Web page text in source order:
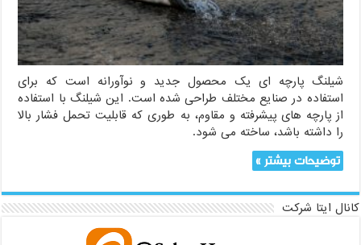
شیلنگ پارچه ای یک محصول جدید و نوآورانه است که برای
استفاده در صنایع مختلف طراحی شده است. این شیلنگ با استفاده
از پارچه های پیشرفته و مقاوم، به طوری که قابلیت تحمل فشار بالا
را داشته باشد، ساخته می شود.
توضیحات بیشتر »
کانال ایتا شرکت